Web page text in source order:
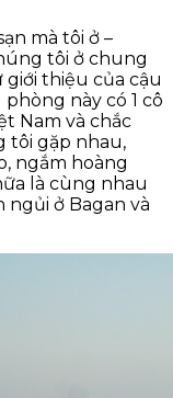
mà tôi ở –
tôi ở chung
giới thiệu của cậu
này có 1 cô
Nam và chắc
tôi gặp nhau,
ngắm hoàng
là cùng nhau
ở Bagan và